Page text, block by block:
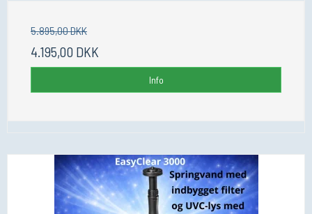
5.895,00 DKK
4.195,00 DKK
Info